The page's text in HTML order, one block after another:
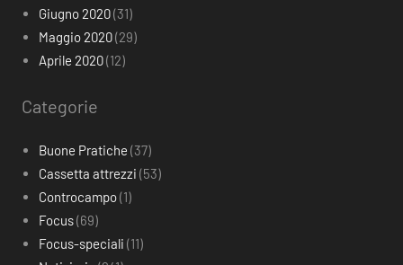
Giugno 2020(31)
Maggio 2020(29)
Aprile 2020(12)
Categorie
Buone Pratiche (37)
Cassetta attrezzi (53)
Controcampo(1)
Focus(69)
Focus-speciali (11)